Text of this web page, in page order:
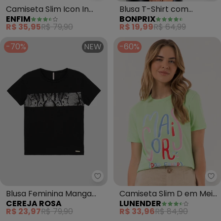
Camiseta Slim Icon In
Progress (Preto)
ENFIM
R$ 35,95R$ 79,90
Blusa T-Shirt com
Estampa (Branca)
BONPRIX
R$ 19,99R$ 64,99
-70%
NEW
Cereja Rosa - Blusa Feminina
Blusa Feminina Manga
Curta em Meia Malha
(Preto)
CEREJA ROSA
R$ 23,97R$ 79,90
-60%
Camiseta Slim D em Meia
Malha Penteada (Verde)
LUNENDER
R$ 33,96R$ 84,90